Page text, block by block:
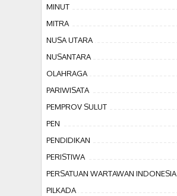
MINUT
MITRA
NUSA UTARA
NUSANTARA
OLAHRAGA
PARIWISATA
PEMPROV SULUT
PEN
PENDIDIKAN
PERISTIWA
PERSATUAN WARTAWAN INDONESIA
PILKADA